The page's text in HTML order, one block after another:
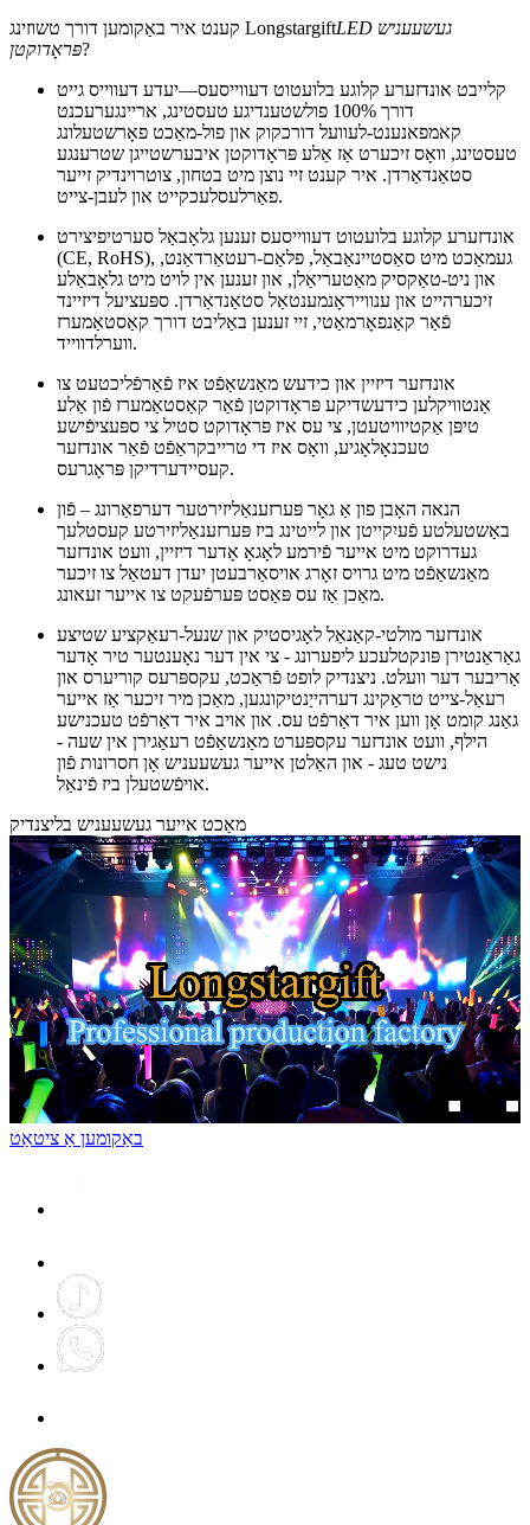
קענט איר באַקומען דורך טשוזינג LongstargiftLED געשעעניש
פּראָדוקטן?
קלייבט אונדזערע קלוגע בלועטוט דעווייסעס—יעדע דעווייס גייט
דורך 100% פולשטענדיגע טעסטינג, אריינגערעכנט
קאמפאנענט-לעוועל דורכקוק און פול-מאַכט פאָרשטעלונג
טעסטינג, וואָס זיכערט אַז אַלע פּראָדוקטן איבערשטייגן שטרענגע
סטאַנדאַרדן. איר קענט זיי נוצן מיט בטחון, צוטרוינדיק זייער
פאַרלעסלעכקייט און לעבן-צייט.
אונדזערע קלוגע בלועטוט דעווייסעס זענען גלאָבאַל סערטיפיצירט
(CE, RoHS), געמאַכט מיט סאַסטיינאַבאַל, פלאַם-רעטאַרדאַנט,
און ניט-טאַקסיק מאַטעריאַלן, און זענען אין לויט מיט גלאָבאַלע
זיכערהייט און ענווייראָנמענטאַל סטאַנדאַרדן. ספּעציעל דיזיינד
פֿאַר קאַנפאָרמאַטי, זיי זענען באַליבט דורך קאַסטאַמערז
ווערלדווייד.
אונדזער דיזיין און כידעש מאַנשאַפֿט איז פֿאַרפֿליכטעט צו
אַנטוויקלען כידעשדיקע פּראָדוקטן פֿאַר קאַסטאַמערז פֿון אַלע
טיפּן אַקטיוויטעטן, צי עס איז פּראָדוקט סטיל צי ספּעציפֿישע
טעכנאָלאָגיע, וואָס איז די טרייבקראַפֿט פֿאַר אונדזער
קעסיידערדיקן פּראָגרעס.
הנאה האָבן פון אַ גאָר פּערזענאַליזירטער דערפאַרונג – פֿון
באַשטעלטע פֿעיִקייטן און לייטינג ביז פּערזענאַליזירטע קעסטלעך
געדרוקט מיט אייער פֿירמע לאָגאָ אָדער דיזיין, וועט אונדזער
מאַנשאַפֿט מיט גרויס זאָרג אויסאַרבעטן יעדן דעטאַל צו זיכער
מאַכן אַז עס פּאַסט פּערפֿעקט צו אייער זעאונג.
אונדזער מולטי-קאַנאַל לאָגיסטיק און שנעל-רעאַקציע שטיצע
גאַראַנטירן פּונקטלעכע ליפערונג - צי אין דער נאָענטער טיר אָדער
אַריבער דער וועלט. ניצנדיק לופט פֿראַכט, עקספּרעס קוריערס און
רעאַל-צייט טראַקינג דערהייַנטיקונגען, מאַכן מיר זיכער אַז אייער
גאַנג קומט אָן ווען איר דאַרפֿט עס. און אויב איר דאַרפֿט טעכנישע
הילף, וועט אונדזער עקספּערט מאַנשאַפֿט רעאַגירן אין שעה -
נישט טעג - און האַלטן אייער געשעעניש אָן חסרונות פֿון
אויפֿשטעלן ביז פֿינאַל.
מאַכט אייער געשעעניש בליצנדיק
באַקומען אַ ציטאַט